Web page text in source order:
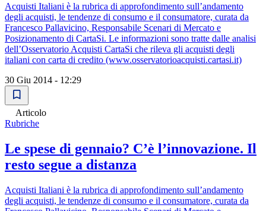
Acquisti Italiani è la rubrica di approfondimento sull’andamento
degli acquisti, le tendenze di consumo e il consumatore, curata da
Francesco Pallavicino, Responsabile Scenari di Mercato e
Posizionamento di CartaSi. Le informazioni sono tratte dalle analisi
dell’Osservatorio Acquisti CartaSi che rileva gli acquisti degli
italiani con carta di credito (www.osservatorioacquisti.cartasi.it)
30 Giu 2014 - 12:29
Articolo
Rubriche
Le spese di gennaio? C’è l’innovazione. Il
resto segue a distanza
Acquisti Italiani è la rubrica di approfondimento sull’andamento
degli acquisti, le tendenze di consumo e il consumatore, curata da